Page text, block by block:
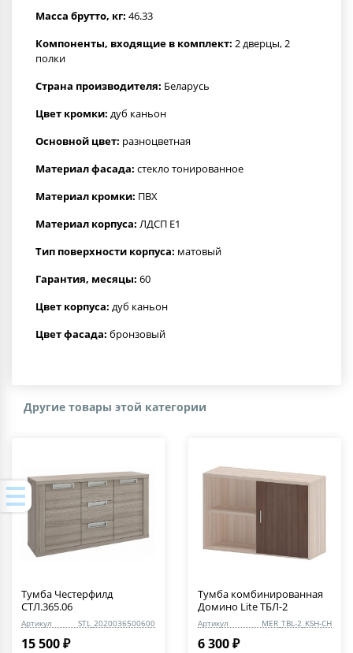
Масса брутто, кг: 46.33
Компоненты, входящие в комплект: 2 дверцы, 2
полки
Страна производителя: Беларусь
Цвет кромки: дуб каньон
Основной цвет: разноцветная
Материал фасада: стекло тонированное
Материал кромки: ПВХ
Материал корпуса: ЛДСП Е1
Тип поверхности корпуса: матовый
Гарантия, месяцы: 60
Цвет корпуса: дуб каньон
Цвет фасада: бронзовый
Другие товары этой категории
Тумба Честерфилд
СТЛ.365.06
Артикул STL_2020036500600
15 500 ₽
Тумба комбинированная
Домино Lite ТБЛ-2
Артикул MER_TBL-2_KSH-CH
6 300 ₽